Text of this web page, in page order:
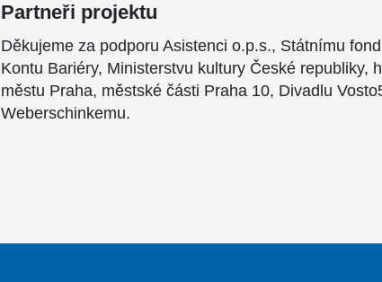
Partneři projektu
Děkujeme za podporu Asistenci o.p.s., Státnímu
Kontu Bariéry, Ministerstvu kultury České republiky,
městu Praha, městské části Praha 10, Divadlu
Weberschinkemu.